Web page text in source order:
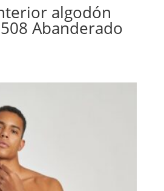
algodón
Abanderado